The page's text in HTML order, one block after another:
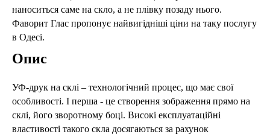
наноситься саме на скло, а не плівку позаду нього.
Фаворит Глас пропонує найвигідніші ціни на таку послугу
в Одесі.
Опис
УФ-друк на склі – технологічний процес, що має свої
особливості. І перша - це створення зображення прямо на
склі, його зворотному боці. Високі експлуатаційні
властивості такого скла досягаються за рахунок